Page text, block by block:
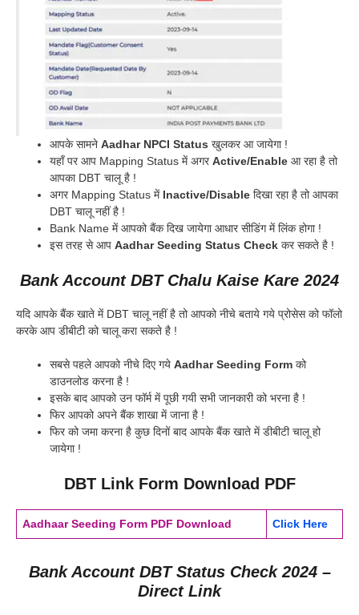
आपके सामने Aadhar NPCI Status खुलकर आ जायेगा !
यहाँ पर आप Mapping Status में अगरActive/Enable आ रहा है तो
आपका DBT चालू है !
अगर Mapping Status में Inactive/Disable दिखा रहा है तो आपका
DBT चालू नहीं है !
Bank Name में आपको बैंक दिख जायेगा आधार सीडिंग में लिंक होगा !
इस तरह से आप Aadhar Seeding Status Check कर सकते है !
Bank Account DBT Chalu Kaise Kare 2024
यदि आपके बैंक खाते में DBT चालू नहीं है तो आपको नीचे बताये गये प्रोसेस को फॉलो
करके आप डीबीटी को चालू करा सकते है !
सबसे पहले आपको नीचे दिए गये Aadhar Seeding Form को
डाउनलोड करना है !
इसके बाद आपको उन फॉर्म में पूछी गयी सभी जानकारी को भरना है !
फिर आपको अपने बैंक शाखा में जाना है !
फिर को जमा करना है कुछ दिनों बाद आपके बैंक खाते में डीबीटी चालू हो
जायेगा !
DBT Link Form Download PDF
Aadhaar Seeding Form PDF Download Click Here
Bank Account DBT Status Check 2024 –
Direct Link